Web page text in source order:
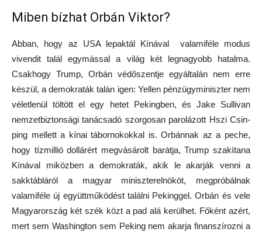
Miben bízhat Orbán Viktor?
Abban, hogy az USA lepaktál Kínával valamiféle modus
vivendit talál egymással a világ két legnagyobb hatalma.
Csakhogy Trump, Orbán védőszentje egyáltalán nem erre
készül, a demokraták talán igen: Yellen pénzügyminiszter nem
véletlenül töltött el egy hetet Pekingben, és Jake Sullivan
nemzetbiztonsági tanácsadó szorgosan parolázott Hszi Csin-
ping mellett a kínai tábornokokkal is. Orbánnak az a peche,
hogy tízmillió dollárért megvásárolt barátja, Trump szakítana
Kínával miközben a demokraták, akik le akarják venni a
sakktábláról a magyar miniszterelnököt, megpróbálnak
valamiféle új együttműködést találni Pekinggel. Orbán és vele
Magyarország két szék közt a pad alá kerülhet. Főként azért,
mert sem Washington sem Peking nem akarja finanszírozni a